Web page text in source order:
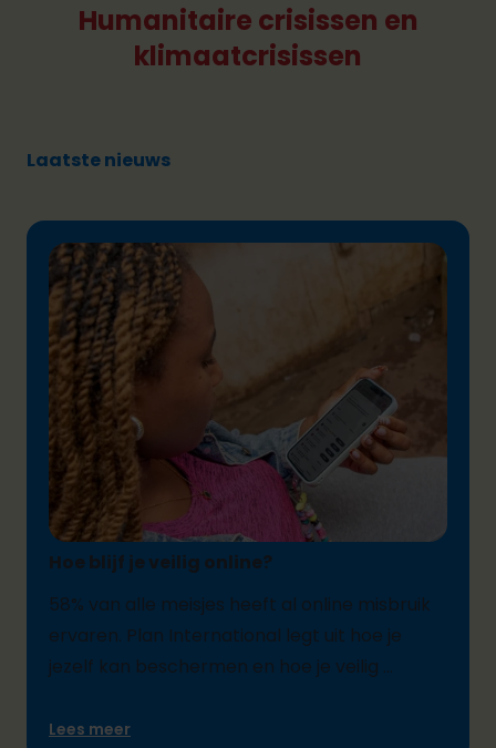
Humanitaire crisissen en
klimaatcrisissen
Laatste nieuws
04/08/2026
Hoe blijf je veilig online?
58% van alle meisjes heeft al online misbruik
ervaren. Plan International legt uit hoe je
jezelf kan beschermen en hoe je veilig ...
Lees meer